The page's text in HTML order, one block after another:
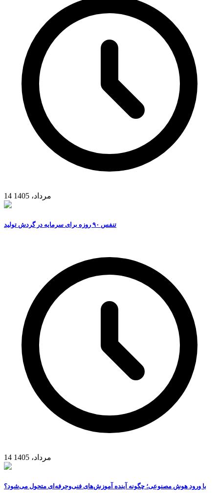
14 مرداد، 1405
تنفس ۹۰ روزه برای سرمایه در گردش تولید
14 مرداد، 1405
با ورود هوش مصنوعی؛ چگونه آینده آموزش‌های فنی‌وحرفه‌ای متحول می‌شود؟